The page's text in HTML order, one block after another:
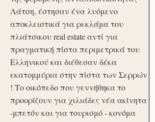
Λάτση, έστησαν ένα λυόμενο
αποκλειστικά για ρεκλάμα του
πλιάτσικου real estate αντί για
πραγματική πίστα περιμετρικά του
Ελληνικού και διέθεσαν δέκα
εκατομμύρια στην πίστα των Σερρών
! Το οικόπεδο που γεννήθηκα το
προορίζουν για χιλιάδες νέα ακίνητα
-μπετόν και για τουρισμό - κονόμα